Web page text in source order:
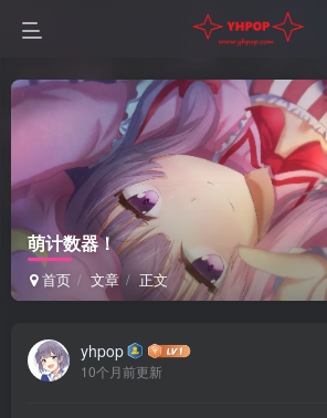
萌计数器！
首页 文章 正文
yhpop
10个月前更新